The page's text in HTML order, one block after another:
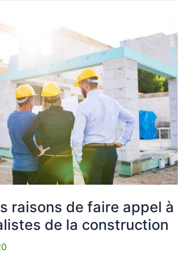
raisons de faire appel à
de la construction